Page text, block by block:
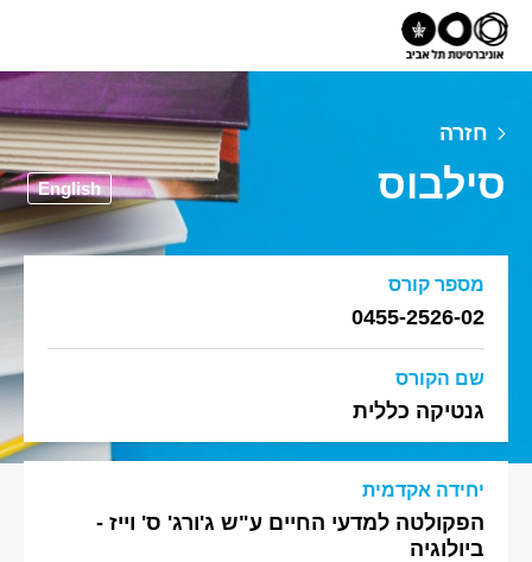
חזרה
סילבוס English
מספר קורס
0455-2526-02
שם הקורס
גנטיקה כללית
יחידה אקדמית
הפקולטה למדעי החיים ע"ש ג'ורג' ס' וייז -
ביולוגיה